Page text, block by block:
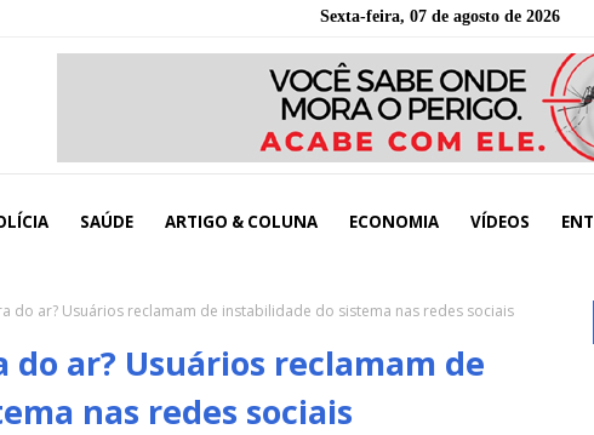
Sexta-feira, 07 de agosto de 2026
SAÚDE ARTIGO & COLUNA ECONOMIA VÍDEOS
do ar? Usuários reclamam de instabilidade do sistema nas redes sociais
do ar? Usuários reclamam de
nas redes sociais